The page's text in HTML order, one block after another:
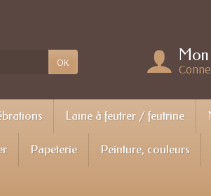
OK
Laine à feutrer / feutrine
Papeterie Peinture, couleurs